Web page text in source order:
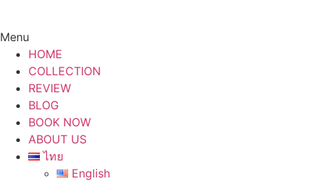
Menu
HOME
COLLECTION
REVIEW
BLOG
BOOK NOW
ABOUT US
ไทย
English